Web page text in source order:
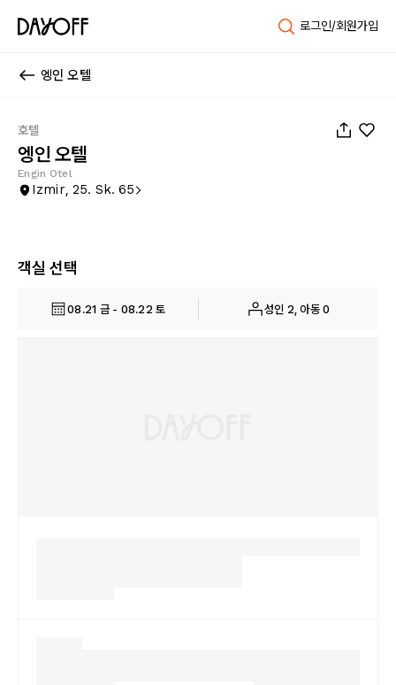
로그인/회원가입
엥인 오텔
호텔
엥인 오텔
Engin Otel
Izmir, 25. Sk. 65
객실 선택
08.21 금 - 08.22 토 성인 2, 아동 0